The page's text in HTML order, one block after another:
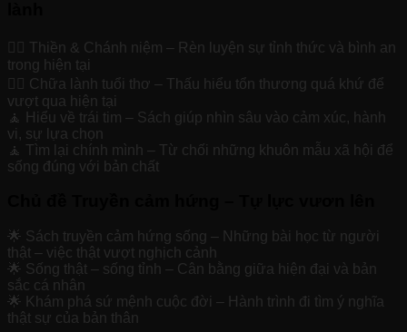
🧘‍♂️ Thiền & Chánh niệm – Rèn luyện sự tỉnh thức và bình an
trong hiện tại
🧘‍♀️ Chữa lành tuổi thơ – Thấu hiểu tổn thương quá khứ để
vượt qua hiện tại
🧘 Hiểu về trái tim – Sách giúp nhìn sâu vào cảm xúc, hành
vi, sự lựa chọn
🧘 Tìm lại chính mình – Từ chối những khuôn mẫu xã hội để
sống đúng với bản chất
🌟 Sách truyền cảm hứng sống – Những bài học từ người
thật – việc thật vượt nghịch cảnh
🌟 Sống thật – sống tỉnh – Cân bằng giữa hiện đại và bản
sắc cá nhân
🌟 Khám phá sứ mệnh cuộc đời – Hành trình đi tìm ý nghĩa
thật sự của bản thân